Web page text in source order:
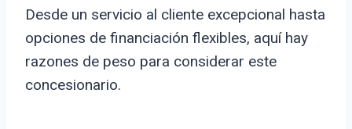
Desde un servicio al cliente excepcional hasta
opciones de financiación flexibles, aquí hay
razones de peso para considerar este
concesionario.